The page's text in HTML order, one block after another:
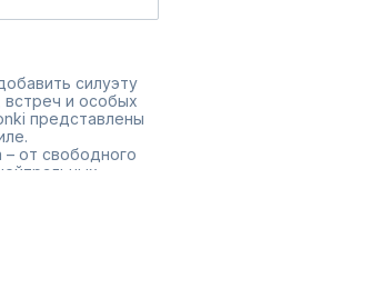
силуэту
и особых
представлены
– от свободного
с